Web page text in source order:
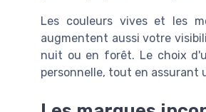
Les couleurs vives et les
augmentent aussi votre
nuit ou en forêt. Le choix
personnelle, tout en assurant